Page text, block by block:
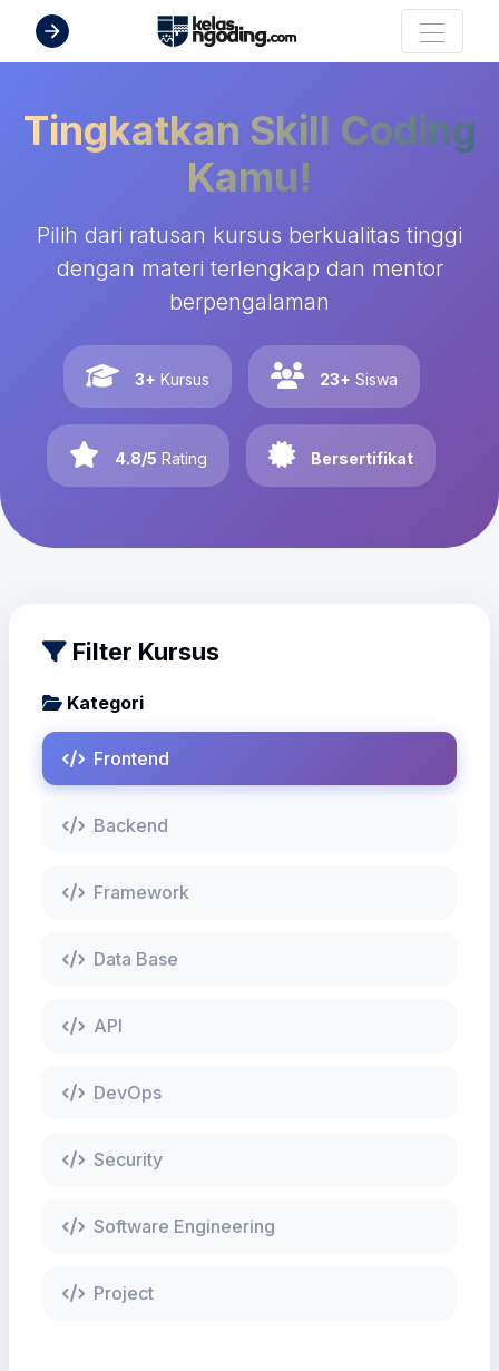
Tingkatkan Skill Coding
Kamu!
Pilih dari ratusan kursus berkualitas tinggi
dengan materi terlengkap dan mentor
berpengalaman
3+ Kursus 23+ Siswa
4.8/5 Rating Bersertifikat
Filter Kursus
Kategori
Frontend
Backend
Framework
Data Base
API
DevOps
Security
Software Engineering
Project